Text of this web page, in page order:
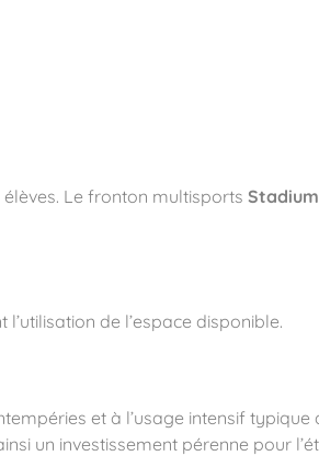
Le fronton multisports
l’utilisation de l’espace disponible.
et à l’usage intensif
un investissement pérenne pour